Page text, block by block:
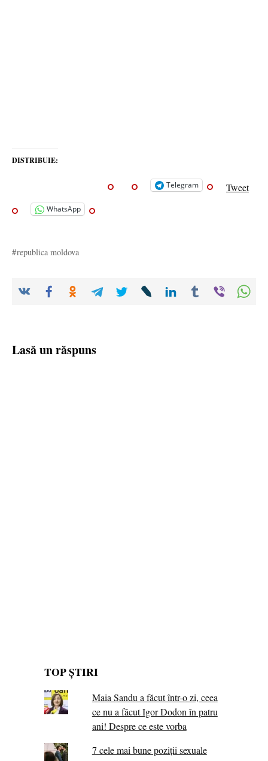
DISTRIBUIE:
Telegram Tweet
WhatsApp
republica moldova
Lasă un răspuns
TOP ȘTIRI
Maia Sandu a făcut într-o zi, ceea
ce nu a făcut Igor Dodon în patru
ani! Despre ce este vorba
7 cele mai bune poziții sexuale